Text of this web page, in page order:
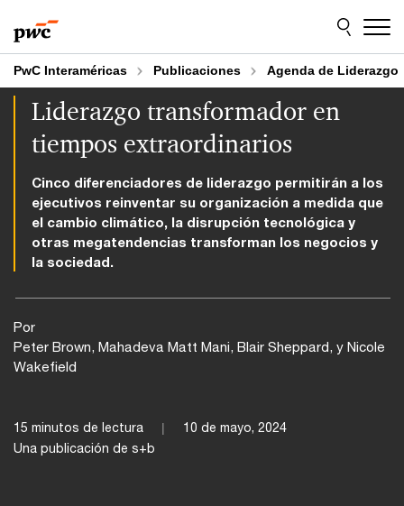
to
content
to
footer
PwC Interaméricas Publicaciones Agenda de Liderazgo
Liderazgo transformador en
tiempos extraordinarios
Cinco diferenciadores de liderazgo permitirán a los
ejecutivos reinventar su organización a medida que
el cambio climático, la disrupción tecnológica y
otras megatendencias transforman los negocios y
la sociedad.
Por
Peter Brown, Mahadeva Matt Mani, Blair Sheppard, y Nicole
Wakefield
15 minutos de lectura
10 de mayo, 2024
Una publicación de s+b